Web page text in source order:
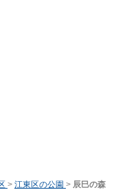
> 江東区の公園 > 辰巳の森